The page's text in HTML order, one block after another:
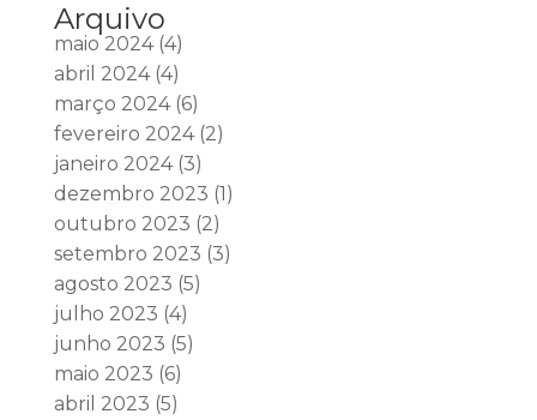
Arquivo
maio 2024(4)
abril 2024(4)
março 2024(6)
fevereiro 2024(2)
janeiro 2024(3)
dezembro 2023 (1)
outubro 2023 (2)
setembro 2023 (3)
agosto 2023 (5)
julho 2023 (4)
junho 2023 (5)
maio 2023 (6)
abril 2023 (5)